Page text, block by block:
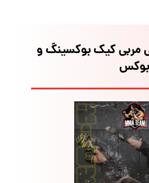
مربی کیک بوکسینگ و
بوکس